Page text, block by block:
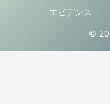
エビデンス
©